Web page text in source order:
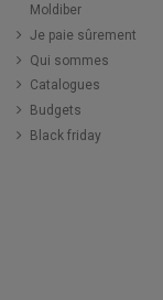
Moldiber
Je paie sûrement
Qui sommes
Catalogues
Budgets
Black friday